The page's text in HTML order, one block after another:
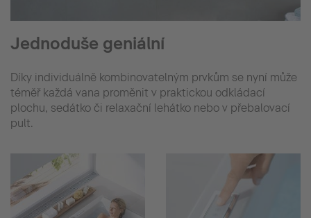
Jednoduše geniální
Díky individuálně kombinovatelným prvkům se nyní může
téměř každá vana proměnit v praktickou odkládací
plochu, sedátko či relaxační lehátko nebo v přebalovací
pult.